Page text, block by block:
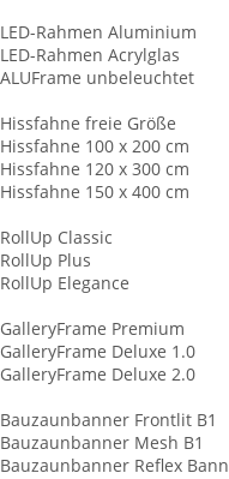
LED-Rahmen Aluminium
LED-Rahmen Acrylglas
ALUFrame unbeleuchtet
Hissfahne freie Größe
Hissfahne 100 x 200 cm
Hissfahne 120 x 300 cm
Hissfahne 150 x 400 cm
RollUp Classic
RollUp Plus
RollUp Elegance
GalleryFrame Premium
GalleryFrame Deluxe 1.0
GalleryFrame Deluxe 2.0
Bauzaunbanner Frontlit B1
Bauzaunbanner Mesh B1
Bauzaunbanner Reflex